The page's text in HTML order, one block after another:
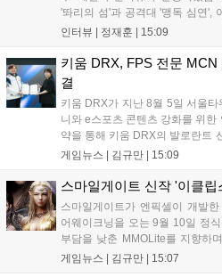
'똬리의 섬'과 공격대 '맹독 심연',
'소굴'을 포함합니다. 개발진은 하
를 표했습니다....
인터뷰 | 정재훈 15:09
키움 DRX, FPS 전문
결
키움 DRX가 지난 8월 5일 서울
니와 e스포츠 콘텐츠 강화를 위한
약을 통해 키움 DRX의 발로란트
이터 네트워크를 결합하여 정규
오프라인 연계 프로그램을 순차
나설 계획이다....
게임뉴스 | 김규만 15:09
스마일게이트 신작 '이클립
스마일게이트가 엔픽셀이 개발
어웨이크닝을 오는 9월 10일 정
부담을 낮춘 MMOLite를 지향하
특징으로 합니다. 현재 공식 홈페
게임뉴스 | 김규만 15:07